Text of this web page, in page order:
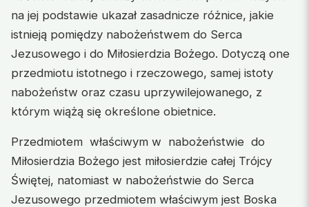
na jej podstawie ukazał zasadnicze różnice, jakie
istnieją pomiędzy nabożeństwem do Serca
Jezusowego i do Miłosierdzia Bożego. Dotyczą one
przedmiotu istotnego i rzeczowego, samej istoty
nabożeństw oraz czasu uprzywilejowanego, z
którym wiążą się określone obietnice.
Przedmiotem właściwym w nabożeństwie do
Miłosierdzia Bożego jest miłosierdzie całej Trójcy
Świętej, natomiast w nabożeństwie do Serca
Jezusowego przedmiotem właściwym jest Boska